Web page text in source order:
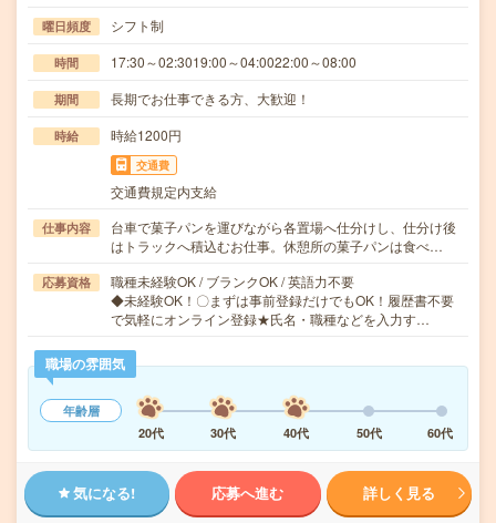
曜日頻度 シフト制
時間 17:30～02:3019:00～04:0022:00～08:00
期間 長期でお仕事できる方、大歓迎！
時給 時給1200円
交通費
交通費規定内支給
仕事内容
台車で菓子パンを運びながら各置場へ仕分けし、仕分け後
はトラックへ積込むお仕事。休憩所の菓子パンは食べ…
応募資格
職種未経験OK / ブランクOK / 英語力不要
◆未経験OK！〇まずは事前登録だけでもOK！履歴書不要
で気軽にオンライン登録★氏名・職種などを入力す…
職場の雰囲気
年齢層
20代
30代 40代 50代 60代
気になる! 応募へ進む 詳しく見る